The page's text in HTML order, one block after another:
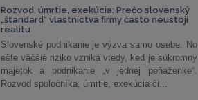
Rozvod, úmrtie, exekúcia: Prečo slovenský
„štandard“ vlastníctva firmy často neustojí
realitu
Slovenské podnikanie je výzva samo osebe. No
ešte väčšie riziko vzniká vtedy, keď je súkromný
majetok a podnikanie „v jednej peňaženke“.
Rozvod spoločníka, úmrtie, exekúcia či...